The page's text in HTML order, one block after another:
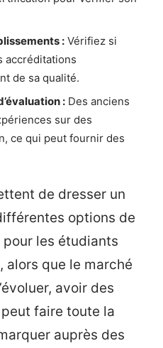
: Vérifiez si
accréditations
de sa qualité.
: Des anciens
sur des
ce qui peut fournir des
de dresser un
options de
les étudiants
alors que le marché
avoir des
faire toute la
auprès des